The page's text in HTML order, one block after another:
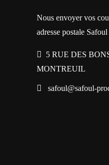
Nous envoyer vos
adresse postale
5 RUE DES
MONTREUIL
safoul@safoul-